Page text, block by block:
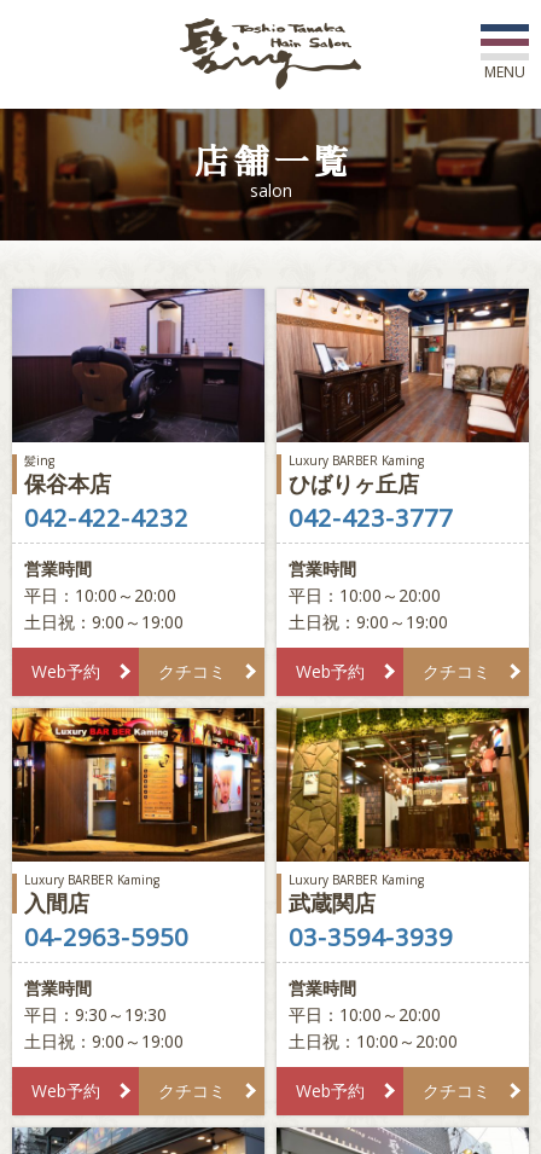
初めての方へ
店舗一覧
ご予約
講習依頼 採用情報
MENU
店舗一覧
salon
髪ing
保谷本店
042-422-4232
営業時間
平日：10:00～20:00
土日祝：9:00～19:00
Web予約 クチコミ
Luxury BARBER Kaming
ひばりヶ丘店
042-423-3777
営業時間
平日：10:00～20:00
土日祝：9:00～19:00
Web予約 クチコミ
Luxury BARBER Kaming
入間店
04-2963-5950
営業時間
平日：9:30～19:30
土日祝：9:00～19:00
Web予約 クチコミ
Luxury BARBER Kaming
武蔵関店
03-3594-3939
営業時間
平日：10:00～20:00
土日祝：10:00～20:00
Web予約 クチコミ